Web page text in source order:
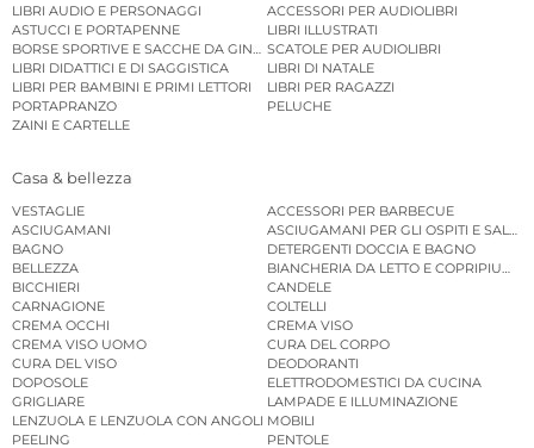
LIBRI AUDIO E PERSONAGGI
ACCESSORI PER AUDIOLIBRI
ASTUCCI E PORTAPENNE
LIBRI ILLUSTRATI
BORSE SPORTIVE E SACCHE DA GINNASTICASCATOLE PER AUDIOLIBRI
LIBRI DIDATTICI E DI SAGGISTICA
LIBRI DI NATALE
LIBRI PER BAMBINI E PRIMI LETTORI
LIBRI PER RAGAZZI
PORTAPRANZO
PELUCHE
ZAINI E CARTELLE
Casa & bellezza
VESTAGLIE
ACCESSORI PER BARBECUE
ASCIUGAMANI
ASCIUGAMANI PER GLI OSPITI E
BAGNO
DETERGENTI DOCCIA E BAGNO
BELLEZZA
BIANCHERIA DA LETTO E COPRIPIUMINI
BICCHIERI
CANDELE
CARNAGIONE
COLTELLI
CREMA OCCHI
CREMA VISO
CREMA VISO UOMO
CURA DEL CORPO
CURA DEL VISO
DEODORANTI
DOPOSOLE
ELETTRODOMESTICI DA CUCINA
GRIGLIARE
LAMPADE E ILLUMINAZIONE
LENZUOLA E LENZUOLA CON ANGOLI MOBILI
PEELING
PENTOLE